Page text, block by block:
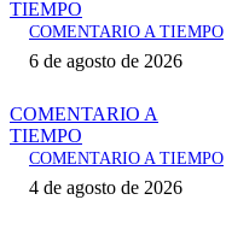
TIEMPO
COMENTARIO A TIEMPO
6 de agosto de 2026
COMENTARIO A
TIEMPO
COMENTARIO A TIEMPO
4 de agosto de 2026